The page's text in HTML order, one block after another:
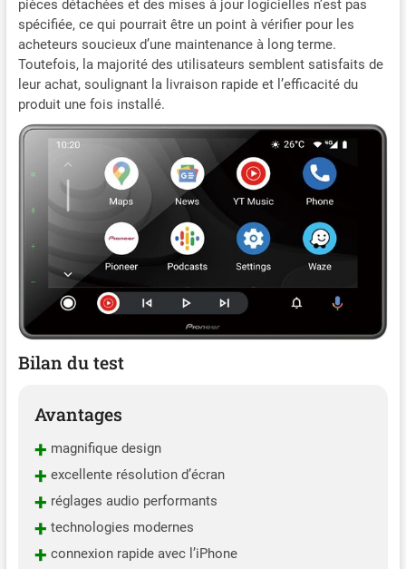
pièces détachées et des mises à jour logicielles n’est pas
spécifiée, ce qui pourrait être un point à vérifier pour les
acheteurs soucieux d’une maintenance à long terme.
Toutefois, la majorité des utilisateurs semblent satisfaits de
leur achat, soulignant la livraison rapide et l’efficacité du
produit une fois installé.
Bilan du test
Avantages
+ magnifique design
+ excellente résolution d’écran
+ réglages audio performants
+ technologies modernes
+ connexion rapide avec l’iPhone